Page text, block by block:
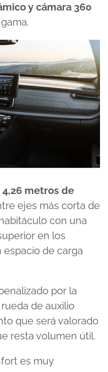
y cámara 360
4,26 metros de
ejes más corta de
con una
en los
de carga
por la
de auxilio
que será valorado
resta volumen útil.
es muy